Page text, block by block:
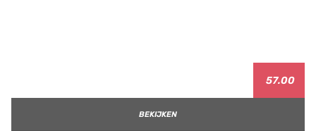
57.00
BEKIJKEN